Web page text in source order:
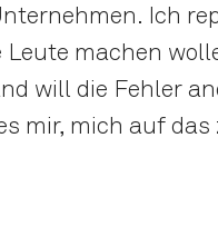
Ich
machen
will die Fehler
mir, mich auf